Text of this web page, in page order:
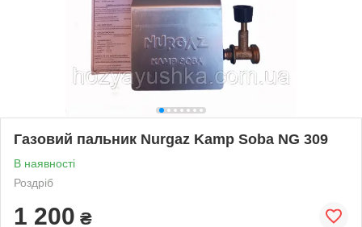
Газовий пальник Nurgaz Kamp Soba NG 309
В наявності
Роздріб
1 200 ₴